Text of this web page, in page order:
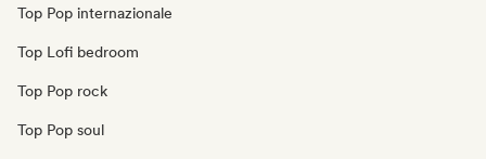
Top Pop internazionale
Top Lofi bedroom
Top Pop rock
Top Pop soul